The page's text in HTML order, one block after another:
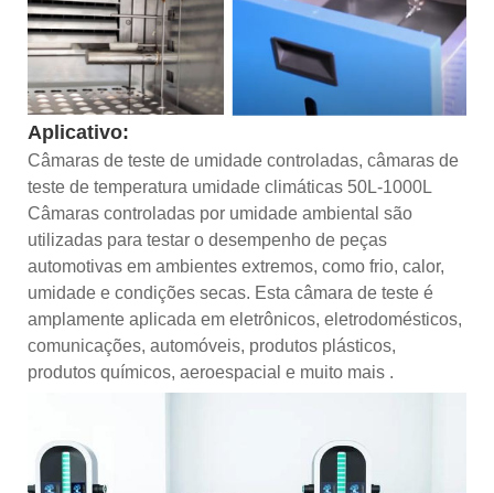
Aplicativo:
Câmaras de teste de umidade controladas, câmaras de
teste de temperatura umidade climáticas 50L-1000L
Câmaras controladas por umidade ambiental são
utilizadas para testar o desempenho de peças
automotivas em ambientes extremos, como frio, calor,
umidade e condições secas. Esta câmara de teste é
amplamente aplicada em eletrônicos, eletrodomésticos,
comunicações, automóveis, produtos plásticos,
produtos químicos, aeroespacial e muito mais .